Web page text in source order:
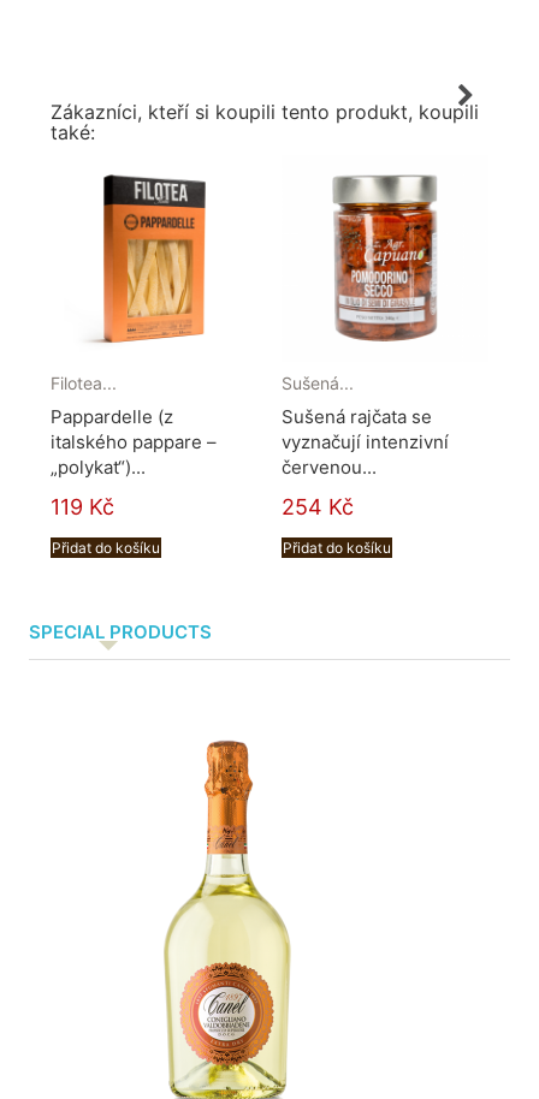
Zákazníci, kteří si koupili tento produkt, koupili
také:
Filotea...
Pappardelle (z
italského pappare –
„polykat“)...
119 Kč
Přidat do košíku
Sušená...
Sušená rajčata se
vyznačují intenzivní
červenou...
254 Kč
Přidat do košíku
SPECIAL PRODUCTS